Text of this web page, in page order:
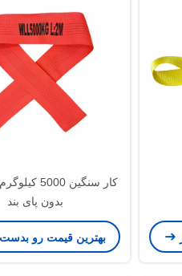
کار سنگین
بدون پای بند
بهترین قیمت رو بدست